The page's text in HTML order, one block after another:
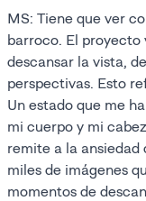
MS: Tiene que ver
barroco. El proyecto
descansar la vista,
perspectivas. Esto
Un estado que me
mi cuerpo y mi
remite a la
miles de imágenes
momentos de